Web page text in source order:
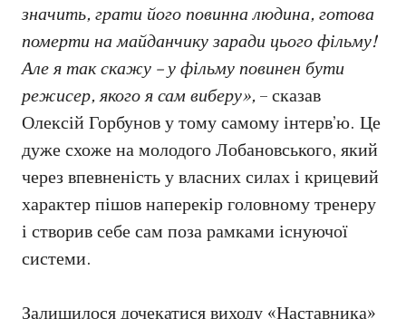
значить, грати його повинна людина, готова
померти на майданчику заради цього фільму!
Але я так скажу – у фільму повинен бути
режисер, якого я сам виберу», – сказав
Олексій Горбунов у тому самому інтерв’ю. Це
дуже схоже на молодого Лобановського, який
через впевненість у власних силах і крицевий
характер пішов наперекір головному тренеру
і створив себе сам поза рамками існуючої
системи.
Залишилося дочекатися виходу «Наставника»